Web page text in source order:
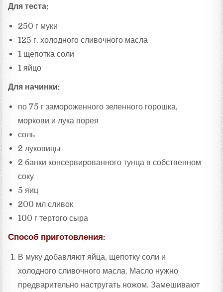
Для теста:
250 г муки
125 г. холодного сливочного масла
1 щепотка соли
1 яйцо
Для начинки:
по 75 г замороженного зеленного горошка,
моркови и лука порея
соль
2 луковицы
2 банки консервированного тунца в собственном
соку
5 яиц
200 мл сливок
100 г тертого сыра
Способ приготовления:
В муку добавляют яйца, щепотку соли и
холодного сливочного масла. Масло нужно
предварительно настругать ножом. Замешивают